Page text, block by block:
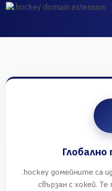
Глобално
.hockey домейните са
свързан с хокей.